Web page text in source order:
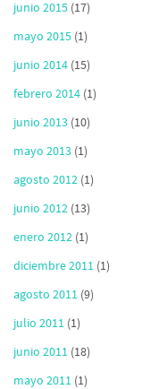
junio 2015 (17)
mayo 2015 (1)
junio 2014 (15)
febrero 2014 (1)
junio 2013 (10)
mayo 2013 (1)
agosto 2012 (1)
junio 2012 (13)
enero 2012 (1)
diciembre 2011 (1)
agosto 2011 (9)
julio 2011 (1)
junio 2011 (18)
mayo 2011 (1)